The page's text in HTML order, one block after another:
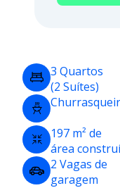
3 Quartos
(2 Suítes)
197 m² de
área
2 Vagas de
garagem